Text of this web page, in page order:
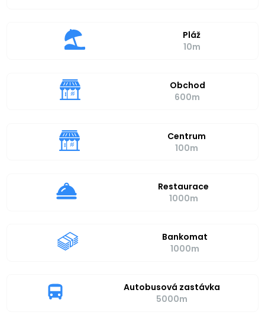
Pláž
10m
Obchod
600m
Centrum
100m
Restaurace
1000m
Bankomat
1000m
Autobusová zastávka
5000m